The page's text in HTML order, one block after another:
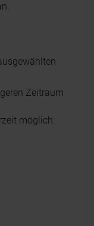
Zeitraum
möglich: